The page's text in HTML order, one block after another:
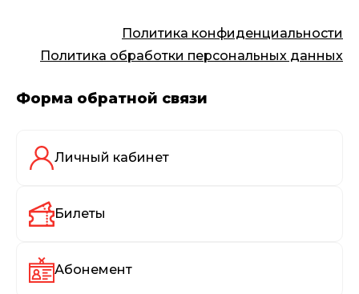
Политика конфиденциальности
Политика обработки персональных данных
Форма обратной связи
Личный кабинет
Билеты
Абонемент